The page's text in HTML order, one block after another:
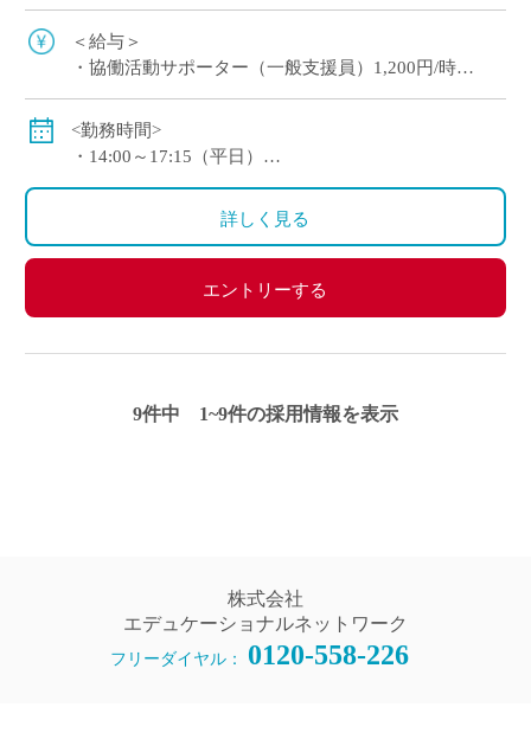
す。 皆さん、初めて勤務される方が多いの […]
＜給与＞
・協働活動サポーター（一般支援員）1,200円/時
※交通費別途支給
例：50,400円/月 （1日3時間30分 週3日勤務）
・定年制度あり（60歳）
<勤務時間>
・14:00～17:15（平日）
※平日は学校時程によって開室時間前後します。
＜休憩時間＞
・勤務時間が、6時間を超え8時間以下の場合45分
詳しく見る
エントリーする
9件中 1~9件の採用情報を表示
株式会社
エデュケーショナルネットワーク
フリーダイヤル： 0120-558-226